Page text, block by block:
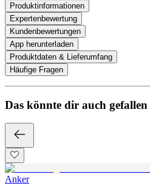
Produktinformationen
Expertenbewertung
Kundenbewertungen
App herunterladen
Produktdaten & Lieferumfang
Häufige Fragen
Das könnte dir auch gefallen
Anker